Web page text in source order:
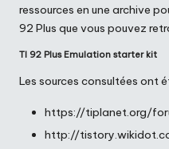
ressources en une archive
92 Plus que vous pouvez
TI 92 Plus Emulation starter kit
Les sources consultées ont
https://tiplanet.org/
http://